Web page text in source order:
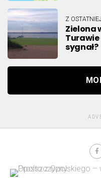
Z
Zielona
sygnał?